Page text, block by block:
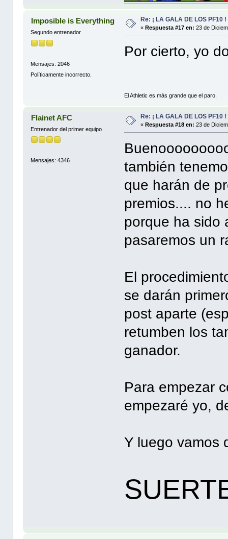
Imposible is Everything
Segundo entrenador
Mensajes: 2046
Políticamente incorrecto.
Re: ¡ LA GALA DE LOS PF10 !
« Respuesta #17 en: 23 de
Por cierto, yo
El Athletic es más grande que el paro.
Flainet AFC
Entrenador del primer equipo
Mensajes: 4346
Re: ¡ LA GALA DE LOS PF10 !
«Respuesta #18 en: 23 de
también
que harán de
premios.... no
porque ha sido
pasaremos un
El
se darán
post aparte
retumben los
ganador.
Para empezar
empezaré yo,
Y luego vamos